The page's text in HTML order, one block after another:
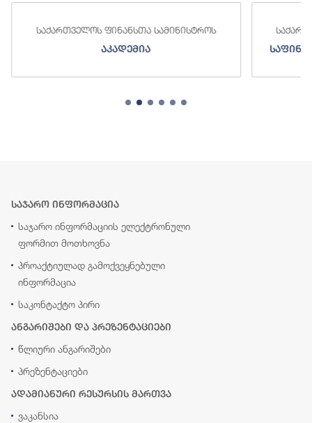
საქართველოს ფინანსთა სამინისტროს
აკადემია
საჯარო ინფორმაცია
საჯარო ინფორმაციის ელექტრონული
ფორმით მოთხოვნა
პროაქტიულად გამოქვეყნებული
ინფორმაცია
საკონტაქტო პირი
ანგარიშები და პრეზენტაციები
წლიური ანგარიშები
პრეზენტაციები
ადამიანური რესურსის მართვა
ვაკანსია